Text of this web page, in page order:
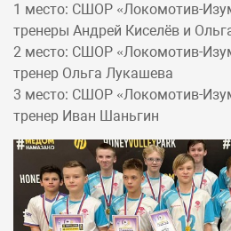
1 место: СШОР «Локомотив-
тренеры Андрей Киселёв и
2 место: СШОР «Локомотив-
тренер Ольга Лукашева
3 место: СШОР «Локомотив-
тренер Иван Шаньгин